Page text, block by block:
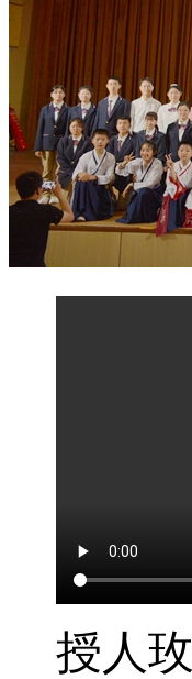
授人